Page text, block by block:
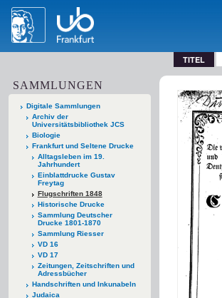
TITEL
SAMMLUNGEN
Digitale Sammlungen
Archiv der
Universitätsbibliothek JCS
Biologie
Frankfurt und Seltene Drucke
Alltagsleben im 19.
Jahrhundert
Einblattdrucke Gustav
Freytag
Flugschriften 1848
Historische Drucke
Sammlung Deutscher
Drucke 1801-1870
Sammlung Riesser
VD 16
VD 17
Zeitungen, Zeitschriften und
Adressbücher
Handschriften und Inkunabeln
Judaica